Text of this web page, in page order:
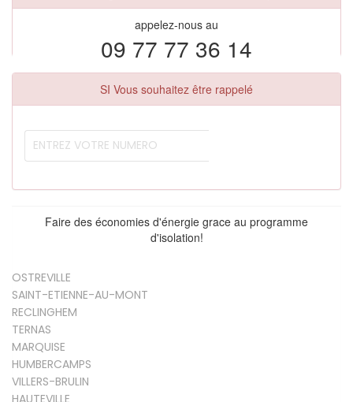
appelez-nous au
09 77 77 36 14
SI Vous souhaitez être rappelé
Faire des économies d'énergie grace au programme
d'isolation!
OSTREVILLE
SAINT-ETIENNE-AU-MONT
RECLINGHEM
TERNAS
MARQUISE
HUMBERCAMPS
VILLERS-BRULIN
HAUTEVILLE